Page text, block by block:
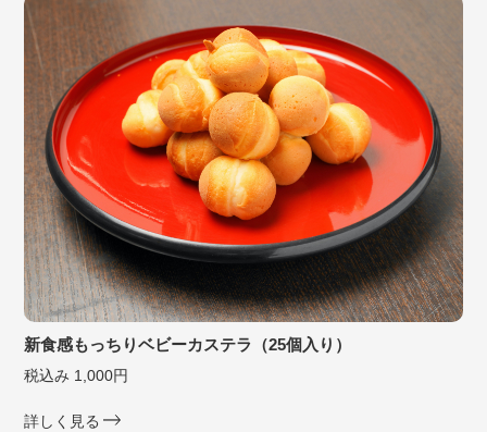
新食感もっちりベビーカステラ（25個入り）
税込み 1,000円
詳しく見る